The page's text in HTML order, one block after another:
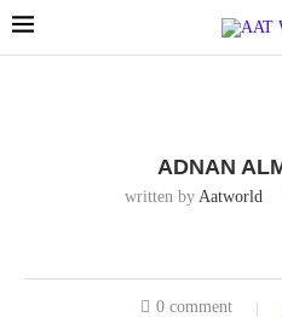
ADNAN
written by Aatworld
0 comment